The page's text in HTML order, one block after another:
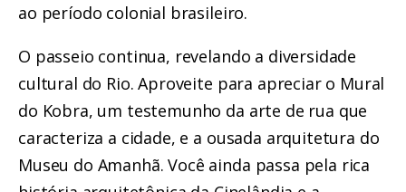
ao período colonial brasileiro.
O passeio continua, revelando a diversidade
cultural do Rio. Aproveite para apreciar o Mural
do Kobra, um testemunho da arte de rua que
caracteriza a cidade, e a ousada arquitetura do
Museu do Amanhã. Você ainda passa pela rica